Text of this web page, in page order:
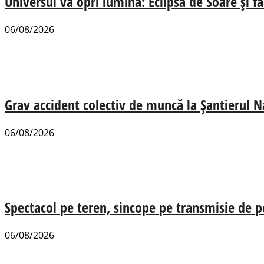
06/08/2026
Grav accident colectiv de muncă la Șantierul
06/08/2026
Spectacol pe teren, sincope pe transmisie
06/08/2026